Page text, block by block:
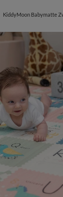
KiddyMoon Babymatte